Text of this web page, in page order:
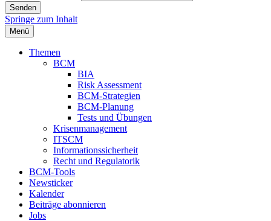
Springe zum Inhalt
Menü
Themen
BCM
BIA
Risk Assessment
BCM-Strategien
BCM-Planung
Tests und Übungen
Krisenmanagement
ITSCM
Informationssicherheit
Recht und Regulatorik
BCM-Tools
Newsticker
Kalender
Beiträge abonnieren
Jobs